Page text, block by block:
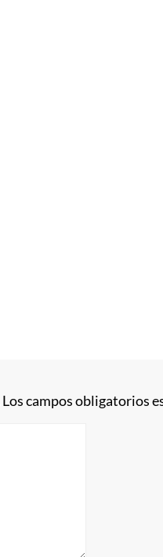
Los campos obligatorios